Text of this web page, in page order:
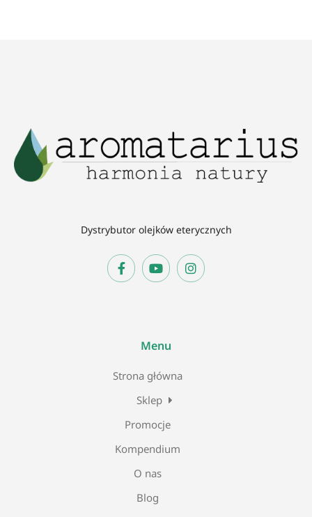
Dystrybutor olejków eterycznych
Menu
Strona główna
Sklep
Promocje
Kompendium
O nas
Blog